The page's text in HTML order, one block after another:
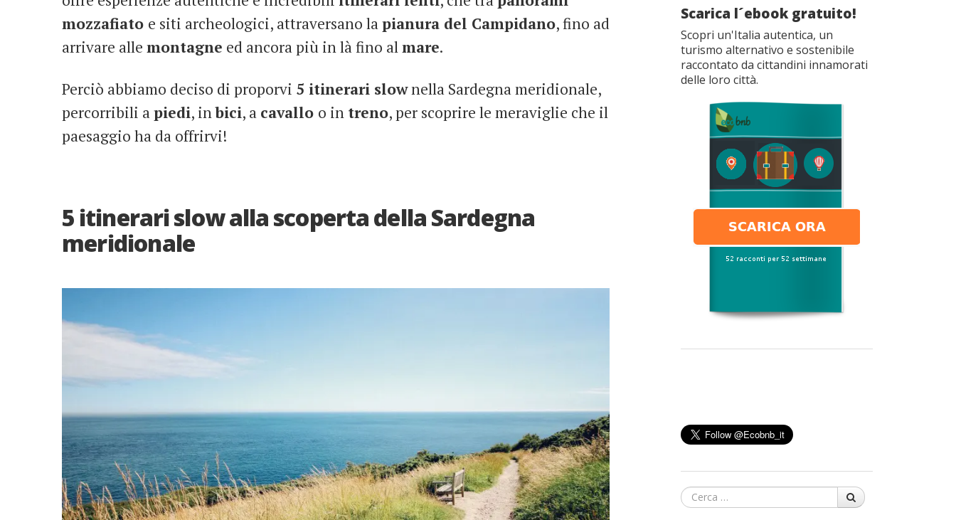
mozzafiato e siti archeologici, attraversano lapianura del Campidano, fino ad
arrivare alle montagne ed ancora più in là fino almare.
Perciò abbiamo deciso di proporvi 5 itinerari slownella Sardegna meridionale,
percorribili apiedi, inbici, a cavallo o in treno, per scoprire le meraviglie che il
paesaggio ha da offrirvi!
5 itinerari slow alla scoperta della Sardegna
meridionale
Scarica l´ebook gratuito!
Scopri un'Italia autentica, un
turismo alternativo e sostenibile
raccontato da cittandini innamorati
delle loro città.
Cerca